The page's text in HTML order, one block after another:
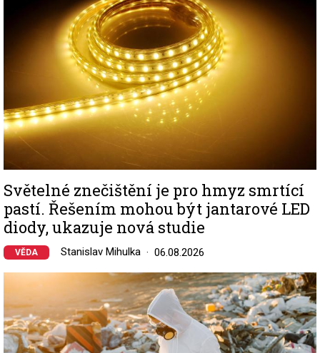
Světelné znečištění je pro hmyz smrtící
pastí. Řešením mohou být jantarové LED
diody, ukazuje nová studie
VĚDA Stanislav Mihulka 06.08.2026
Image